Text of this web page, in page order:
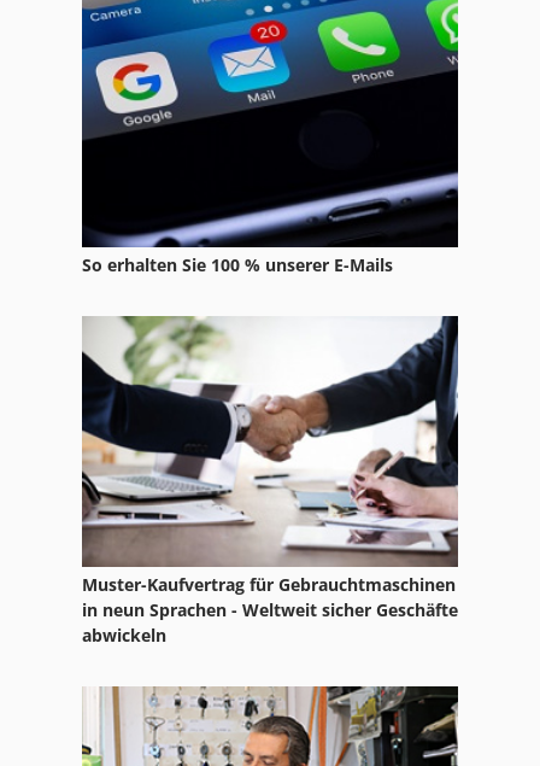
Stihl Gabelstapler
Stöcklin Hubwagen
Zoomlion
So erhalten Sie 100 % unserer E-Mails
Muster-Kaufvertrag für Gebrauchtmaschinen
in neun Sprachen - Weltweit sicher Geschäfte
abwickeln